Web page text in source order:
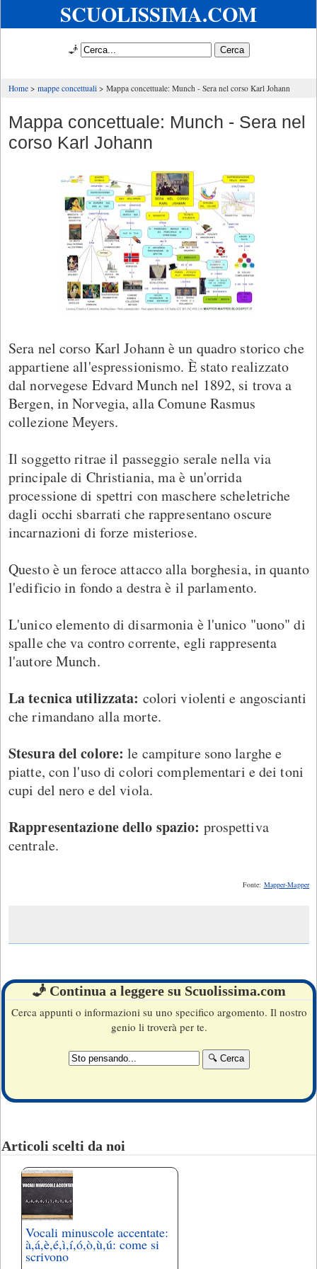
SCUOLISSIMA.COM
🧞
Home mappe concettuali Mappa concettuale: Munch - Sera nel corso Karl Johann
Mappa concettuale: Munch - Sera nel
corso Karl Johann
Sera nel corso Karl Johann è un quadro storico che
appartiene all'espressionismo. È stato realizzato
dal norvegese Edvard Munch nel 1892, si trova a
Bergen, in Norvegia, alla Comune Rasmus
collezione Meyers.
Il soggetto ritrae il passeggio serale nella via
principale di Christiania, ma è un'orrida
processione di spettri con maschere scheletriche
dagli occhi sbarrati che rappresentano oscure
incarnazioni di forze misteriose.
Questo è un feroce attacco alla borghesia, in quanto
l'edificio in fondo a destra è il parlamento.
L'unico elemento di disarmonia è l'unico "uono" di
spalle che va contro corrente, egli rappresenta
l'autore Munch.
La tecnica utilizzata: colori violenti e angoscianti
che rimandano alla morte.
Stesura del colore: le campiture sono larghe e
piatte, con l'uso di colori complementari e dei toni
cupi del nero e del viola.
Rappresentazione dello spazio: prospettiva
centrale.
Fonte: Mapper-Mapper
🧞 Continua a leggere su Scuolissima.com
Cerca appunti o informazioni su uno specifico argomento. Il nostro
genio li troverà per te.
Articoli scelti da noi
Vocali minuscole accentate:
à,á,è,é,ì,í,ó,ò,ù,ú: come si
scrivono